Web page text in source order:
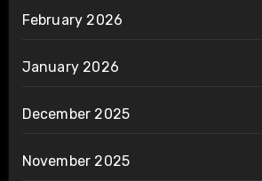
February 2026
January 2026
December 2025
November 2025